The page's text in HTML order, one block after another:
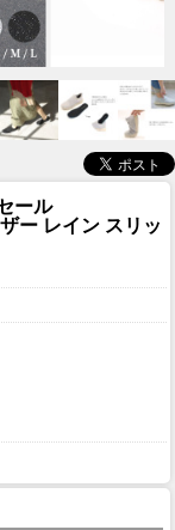
ール
ー レイン スリッ